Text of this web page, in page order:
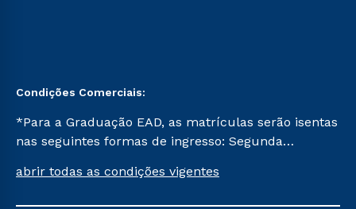
Condições Comerciais:
*Para a Graduação EAD, as matrículas serão isentas
nas seguintes formas de ingresso: Segunda
Já para as demais, a taxa de matrícula será de R$
abrir todas as condições vigentes